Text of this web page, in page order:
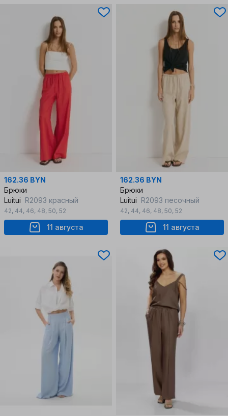
162.36 BYN
Брюки
Luitui R2093 красный
42, 44, 46, 48, 50, 52
11 августа
162.36 BYN
Брюки
Luitui R2093 песочный
42, 44, 46, 48, 50, 52
11 августа